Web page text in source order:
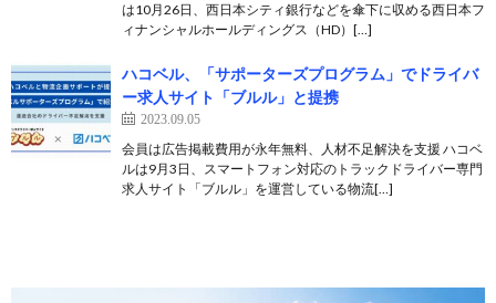
は10月26日、西日本シティ銀行などを傘下に収める西日本フ
ィナンシャルホールディングス（HD）[…]
ハコベル、「サポーターズプログラム」でドライバ
ー求人サイト「ブルル」と提携
2023.09.05
会員は広告掲載費用が永年無料、人材不足解決を支援 ハコベ
ルは9月3日、スマートフォン対応のトラックドライバー専門
求人サイト「ブルル」を運営している物流[…]